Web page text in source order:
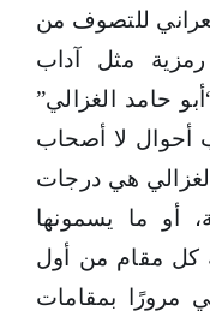
للتصوف من
مثل آداب
حامد الغزالي”
أحوال لا أصحاب
هي درجات
أو ما يسمونها
كل مقام من أول
مرورًا بمقامات